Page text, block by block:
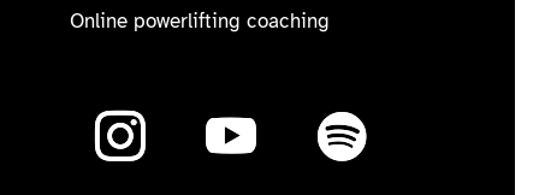
Online powerlifting coaching